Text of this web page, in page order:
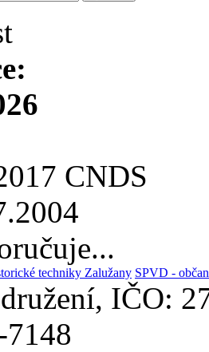
CNDS
techniky Zalužany SPVD -
IČO: